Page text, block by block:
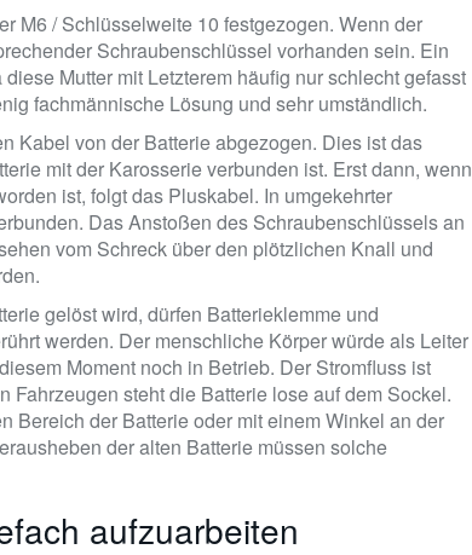
M6 / Schlüsselweite 10 festgezogen. Wenn der
Schraubenschlüssel vorhanden sein. Ein
Mutter mit Letzterem häufig nur schlecht gefasst
fachmännische Lösung und sehr umständlich.
Kabel von der Batterie abgezogen. Dies ist das
mit der Karosserie verbunden ist. Erst dann, wenn
ist, folgt das Pluskabel. In umgekehrter
Das Anstoßen des Schraubenschlüssels an
vom Schreck über den plötzlichen Knall und
gelöst wird, dürfen Batterieklemme und
werden. Der menschliche Körper würde als Leiter
Moment noch in Betrieb. Der Stromfluss ist
Fahrzeugen steht die Batterie lose auf dem Sockel.
Bereich der Batterie oder mit einem Winkel an der
der alten Batterie müssen solche
aufzuarbeiten